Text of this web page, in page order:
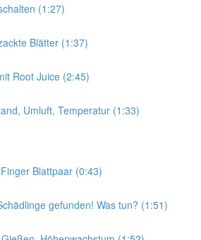
(1:27)
Blätter (1:37)
Root Juice (2:45)
Umluft, Temperatur (1:33)
Blattpaar (0:43)
gefunden! Was tun? (1:51)